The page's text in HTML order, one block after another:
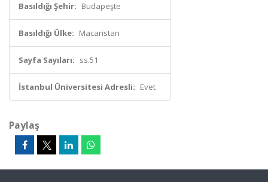
Basıldığı Şehir: Budapeşte
Basıldığı Ülke: Macaristan
Sayfa Sayıları: ss.51
İstanbul Üniversitesi Adresli: Evet
Paylaş